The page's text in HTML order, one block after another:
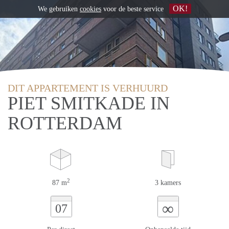
DIT APPARTEMENT IS VERHUURD
PIET SMITKADE IN
ROTTERDAM
87 m2 3 kamers
07 ∞
We gebruiken cookies voor de beste service OK!